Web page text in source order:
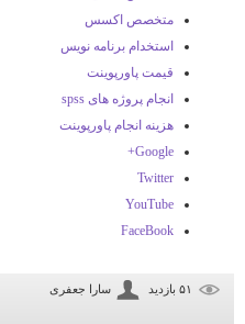
متخصص اکسس
استخدام برنامه نویس
قیمت پاورپوینت
انجام پروژه های spss
هزینه انجام پاورپوینت
Google+
Twitter
YouTube
FaceBook
۵۱ بازديد سارا جعفری